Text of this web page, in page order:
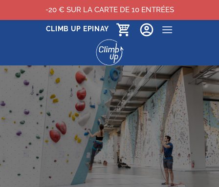
CLIMB UP EPINAY
-20 € SUR LA CARTE DE 10 ENTRÉES